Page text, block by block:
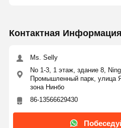
Контактная Информация
Ms. Selly
No 1-3, 1 этаж, здание 8,
Промышленный парк, улица
зона Нинбо
86-13566629430